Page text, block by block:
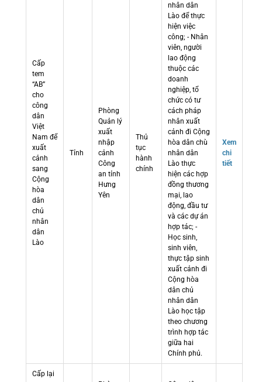
Cấp
tem
“AB”
cho
công
dân
Việt
Nam để
xuất
cảnh
sang
Cộng
hòa
dân
chủ
nhân
dân
Lào
Tỉnh
Phòng
Quản lý
xuất
nhập
cảnh
Công
an tỉnh
Hưng
Yên
Thủ
tục
hành
chính
nhân dân
Lào để thực
hiện việc
công; - Nhân
viên, người
lao động
thuộc các
doanh
nghiệp, tổ
chức có tư
cách pháp
nhân xuất
cảnh đi Cộng
hòa dân chù
nhân dân
Lào thực
hiện các hợp
đồng thương
mại, lao
động, đầu tư
và các dự án
hợp tác; -
Học sinh,
sinh viên,
thực tập sinh
xuất cảnh đi
Cộng hòa
dân chủ
nhân dân
Lào học tập
theo chương
trình hợp tác
giữa hai
Chính phủ.
Xem
chi
tiết
Cấp lại